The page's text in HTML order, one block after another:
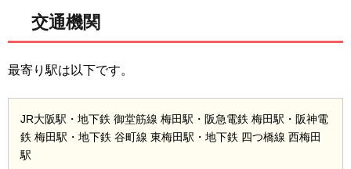
交通機関
最寄り駅は以下です。
JR大阪駅・地下鉄 御堂筋線 梅田駅・阪急電鉄 梅田駅・阪神電
鉄 梅田駅・地下鉄 谷町線 東梅田駅・地下鉄 四つ橋線 西梅田
駅